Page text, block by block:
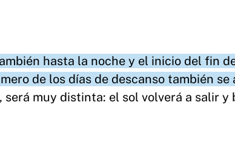
hasta la noche y el inicio del fin
de los días de descanso también se
será muy distinta: el sol volverá a salir y